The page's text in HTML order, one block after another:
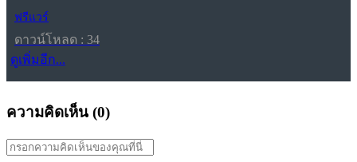
ฟรีแวร์
ดาวน์โหลด : 34
ดูเพิ่มอีก...
ความคิดเห็น (0)